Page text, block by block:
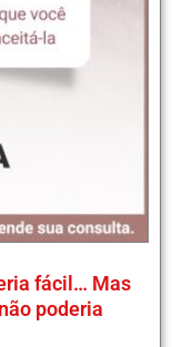
fácil… Mas
poderia